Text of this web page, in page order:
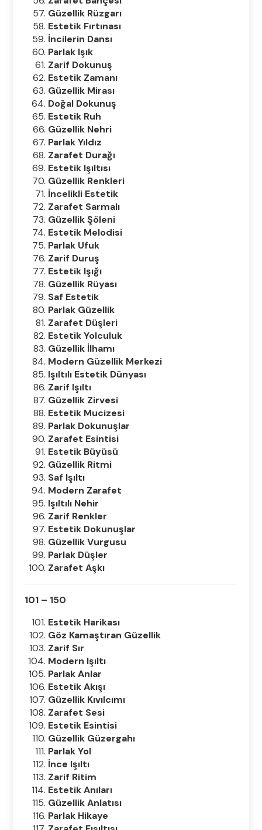
Güzellik Rüzgarı
Estetik Fırtınası
İncilerin Dansı
Parlak Işık
Zarif Dokunuş
Estetik Zamanı
Güzellik Mirası
Doğal Dokunuş
Estetik Ruh
Güzellik Nehri
Parlak Yıldız
Zarafet Durağı
Estetik Işıltısı
Güzellik Renkleri
İncelikli Estetik
Zarafet Sarmalı
Güzellik Şöleni
Estetik Melodisi
Parlak Ufuk
Zarif Duruş
Estetik Işığı
Güzellik Rüyası
Saf Estetik
Parlak Güzellik
Zarafet Düşleri
Estetik Yolculuk
Güzellik İlhamı
Modern Güzellik Merkezi
Işıltılı Estetik Dünyası
Zarif Işıltı
Güzellik Zirvesi
Estetik Mucizesi
Parlak Dokunuşlar
Zarafet Esintisi
Estetik Büyüsü
Güzellik Ritmi
Saf Işıltı
Modern Zarafet
Işıltılı Nehir
Zarif Renkler
Estetik Dokunuşlar
Güzellik Vurgusu
Parlak Düşler
Zarafet Aşkı
101 – 150
Estetik Harikası
Göz Kamaştıran Güzellik
Zarif Sır
Modern Işıltı
Parlak Anlar
Estetik Akışı
Güzellik Kıvılcımı
Zarafet Sesi
Estetik Esintisi
Güzellik Güzergahı
Parlak Yol
İnce Işıltı
Zarif Ritim
Estetik Anıları
Güzellik Anlatısı
Parlak Hikaye